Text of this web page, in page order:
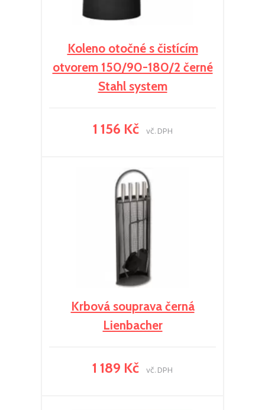
Koleno otočné s čistícím
otvorem 150/90-180/2 černé
Stahl system
1 156 Kč vč. DPH
Krbová souprava černá
Lienbacher
1 189 Kč vč. DPH